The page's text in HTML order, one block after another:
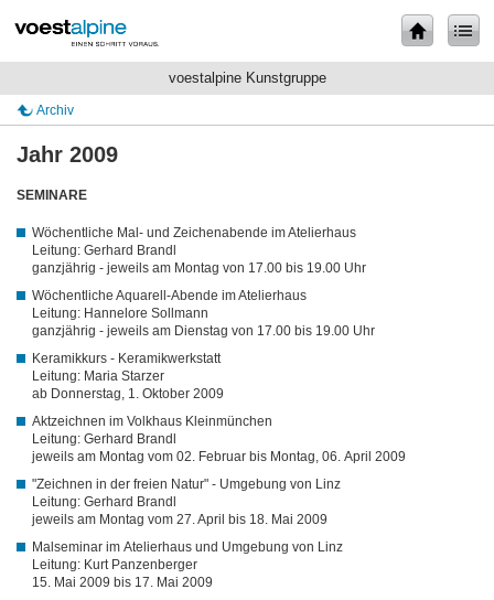
voestalpine Kunstgruppe
Archiv
Jahr 2009
SEMINARE
Wöchentliche Mal- und Zeichenabende im Atelierhaus
Leitung: Gerhard Brandl
ganzjährig - jeweils am Montag von 17.00 bis 19.00 Uhr
Wöchentliche Aquarell-Abende im Atelierhaus
Leitung: Hannelore Sollmann
ganzjährig - jeweils am Dienstag von 17.00 bis 19.00 Uhr
Keramikkurs - Keramikwerkstatt
Leitung: Maria Starzer
ab Donnerstag, 1. Oktober 2009
Aktzeichnen im Volkhaus Kleinmünchen
Leitung: Gerhard Brandl
jeweils am Montag vom 02. Februar bis Montag, 06. April 2009
"Zeichnen in der freien Natur" - Umgebung von Linz
Leitung: Gerhard Brandl
jeweils am Montag vom 27. April bis 18. Mai 2009
Malseminar im Atelierhaus und Umgebung von Linz
Leitung: Kurt Panzenberger
15. Mai 2009 bis 17. Mai 2009